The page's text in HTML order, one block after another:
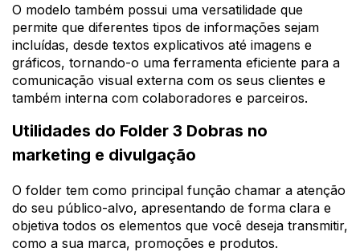
O modelo também possui uma versatilidade que
permite que diferentes tipos de informações sejam
incluídas, desde textos explicativos até imagens e
gráficos, tornando-o uma ferramenta eficiente para a
comunicação visual externa com os seus clientes e
também interna com colaboradores e parceiros.
Utilidades do Folder 3 Dobras no
marketing e divulgação
O folder tem como principal função chamar a atenção
do seu público-alvo, apresentando de forma clara e
objetiva todos os elementos que você deseja transmitir,
como a sua marca, promoções e produtos.